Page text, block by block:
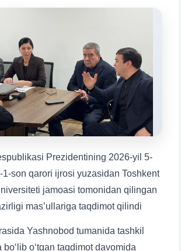
Prezidentining 2026-yil 5-
son qarori ijrosi yuzasidan Toshkent
jamoasi tomonidan qilingan
mas’ullariga taqdimot qilindi
Yashnobod tumanida tashkil
o‘tgan taqdimot davomida
1. Hujjatlar (bakalavr) (5) 2. Hujjatlar (magistr) (4)
3. Suhbat (bakalavr) (8) 4. Suhbat (magistr) (5)
5. To'lov-kontrakt (2) 6. Elektron ariza (16)
8. Bakalavriat kvotasi (3)